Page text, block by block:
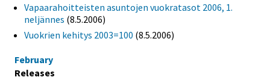
Vapaarahoitteisten asuntojen vuokratasot 2006, 1.
neljännes (8.5.2006)
Vuokrien kehitys 2003=100 (8.5.2006)
February
Releases